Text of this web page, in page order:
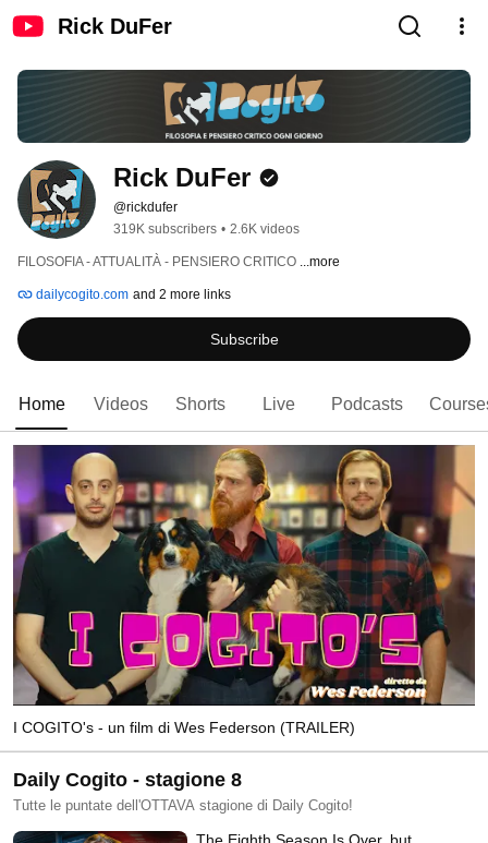
Rick DuFer
Rick DuFer
@rickdufer
319K subscribers • 2.6K videos
FILOSOFIA - ATTUALITÀ - PENSIERO CRITICO ...more
dailycogito.com and 2 more links
Subscribe
Home Videos Shorts Live Podcasts
I COGITO's - un film di Wes Federson (TRAILER)
Daily Cogito - stagione 8
Tutte le puntate dell'OTTAVA stagione di Daily Cogito!
The Eighth Season Is Over, but